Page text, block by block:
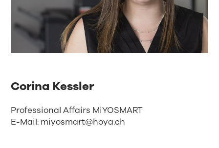
Corina Kessler
Professional Affairs MiYOSMART
E-Mail: miyosmart@hoya.ch